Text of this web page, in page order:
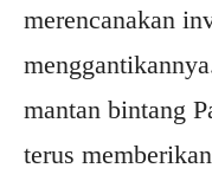
merencanakan
mantan bintang
terus